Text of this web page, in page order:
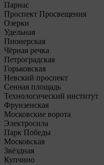
Парнас
Проспект Просвещения
Озерки
Удельная
Пионерская
Чёрная речка
Петроградская
Горьковская
Невский проспект
Сенная площадь
Технологический институт
Фрунзенская
Московские ворота
Электросила
Парк Победы
Московская
Звёздная
Купчино